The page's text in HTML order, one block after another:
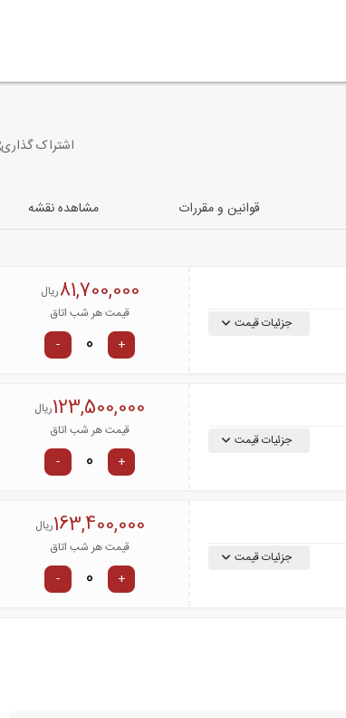
اشتراک گذاری
-4 تصویر دیگر
قوانین و مقررات مشاهده نقشه
جزئیات قیمت
81,700,000ریال
قیمت هر شب اتاق
+
-
جزئیات قیمت
123,500,000ریال
قیمت هر شب اتاق
+
-
جزئیات قیمت
163,400,000ریال
قیمت هر شب اتاق
+
-